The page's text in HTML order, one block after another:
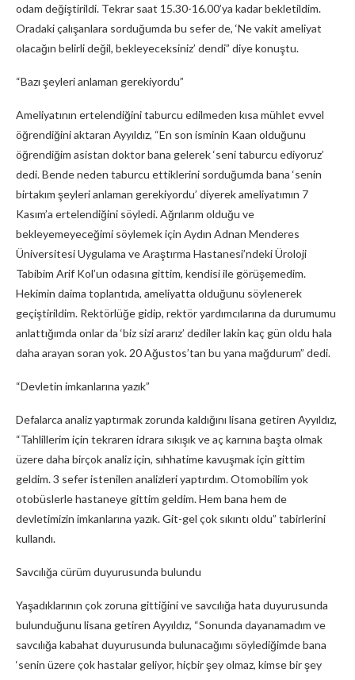
odam değiştirildi. Tekrar saat 15.30-16.00’ya kadar bekletildim.
Oradaki çalışanlara sorduğumda bu sefer de, ‘Ne vakit ameliyat
olacağın belirli değil, bekleyeceksiniz’ dendi” diye konuştu.
“Bazı şeyleri anlaman gerekiyordu”
Ameliyatının ertelendiğini taburcu edilmeden kısa mühlet evvel
öğrendiğini aktaran Ayyıldız, “En son isminin Kaan olduğunu
öğrendiğim asistan doktor bana gelerek ‘seni taburcu ediyoruz’
dedi. Bende neden taburcu ettiklerini sorduğumda bana ‘senin
birtakım şeyleri anlaman gerekiyordu’ diyerek ameliyatımın 7
Kasım’a ertelendiğini söyledi. Ağrılarım olduğu ve
bekleyemeyeceğimi söylemek için Aydın Adnan Menderes
Üniversitesi Uygulama ve Araştırma Hastanesi’ndeki Üroloji
Tabibim Arif Kol’un odasına gittim, kendisi ile görüşemedim.
Hekimin daima toplantıda, ameliyatta olduğunu söylenerek
geçiştirildim. Rektörlüğe gidip, rektör yardımcılarına da durumumu
anlattığımda onlar da ‘biz sizi ararız’ dediler lakin kaç gün oldu hala
daha arayan soran yok. 20 Ağustos’tan bu yana mağdurum” dedi.
“Devletin imkanlarına yazık”
Defalarca analiz yaptırmak zorunda kaldığını lisana getiren Ayyıldız,
“Tahlillerim için tekraren idrara sıkışık ve aç karnına başta olmak
üzere daha birçok analiz için, sıhhatime kavuşmak için gittim
geldim. 3 sefer istenilen analizleri yaptırdım. Otomobilim yok
otobüslerle hastaneye gittim geldim. Hem bana hem de
devletimizin imkanlarına yazık. Git-gel çok sıkıntı oldu” tabirlerini
kullandı.
Savcılığa cürüm duyurusunda bulundu
Yaşadıklarının çok zoruna gittiğini ve savcılığa hata duyurusunda
bulunduğunu lisana getiren Ayyıldız, “Sonunda dayanamadım ve
savcılığa kabahat duyurusunda bulunacağımı söylediğimde bana
‘senin üzere çok hastalar geliyor, hiçbir şey olmaz, kimse bir şey